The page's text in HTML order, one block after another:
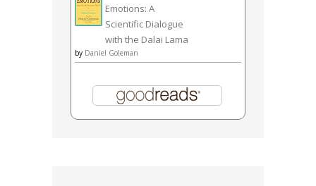
Emotions: A
Scientific Dialogue
with the Dalai Lama
by Daniel Goleman